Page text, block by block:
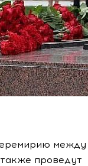
между
проведут